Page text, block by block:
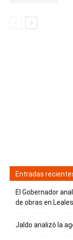
Entradas
El Gobernador
de obras en Leales
Jaldo analizó la